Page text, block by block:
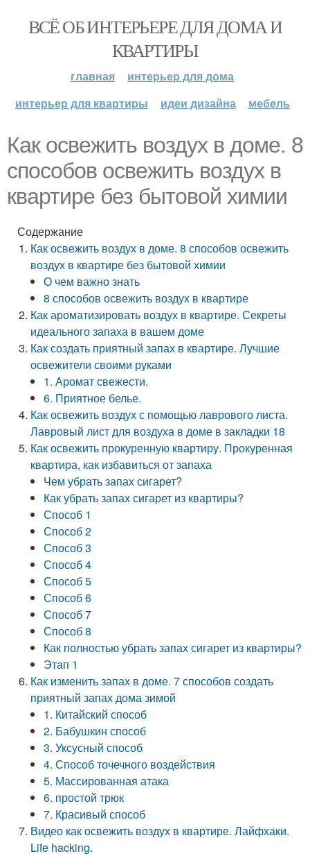
ВСЁ ОБ ИНТЕРЬЕРЕ ДЛЯ ДОМА И
КВАРТИРЫ
главная
интерьер для дома
интерьер для квартиры
идеи дизайна мебель
Как освежить воздух в доме. 8
способов освежить воздух в
квартире без бытовой химии
Содержание
Как освежить воздух в доме. 8 способов освежить
воздух в квартире без бытовой химии
О чем важно знать
8 способов освежить воздух в квартире
Как ароматизировать воздух в квартире. Секреты
идеального запаха в вашем доме
Как создать приятный запах в квартире. Лучшие
освежители своими руками
1. Аромат свежести.
6. Приятное белье.
Как освежить воздух с помощью лаврового листа.
Лавровый лист для воздуха в доме в закладки 18
Как освежить прокуренную квартиру. Прокуренная
квартира, как избавиться от запаха
Чем убрать запах сигарет?
Как убрать запах сигарет из квартиры?
Способ 1
Способ 2
Способ 3
Способ 4
Способ 5
Способ 6
Способ 7
Способ 8
Как полностью убрать запах сигарет из квартиры?
Этап 1
Как изменить запах в доме. 7 способов создать
приятный запах дома зимой
1. Китайский способ
2. Бабушкин способ
3. Уксусный способ
4. Способ точечного воздействия
5. Массированная атака
6. простой трюк
7. Красивый способ
Видео как освежить воздух в квартире. Лайфхаки.
Life hacking.